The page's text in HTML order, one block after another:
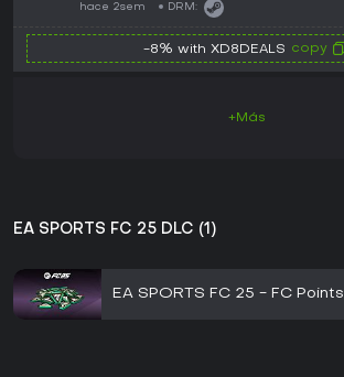
hace 2sem DRM:
-8% with XD8DEALS copy
+Más
EA SPORTS FC 25 DLC (1)
EA SPORTS FC 25 - FC Points